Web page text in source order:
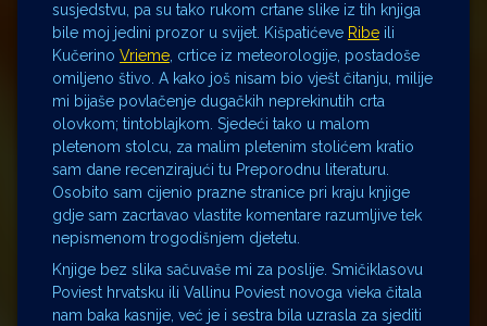
susjedstvu, pa su tako rukom crtane slike iz tih knjiga
bile moj jedini prozor u svijet. Kišpatićeve Ribe ili
Kučerino Vrieme , crtice iz meteorologije, postadoše
omiljeno štivo. A kako još nisam bio vješt čitanju, milije
mi bijaše povlačenje dugačkih neprekinutih crta
olovkom; tintoblajkom. Sjedeći tako u malom
pletenom stolcu, za malim pletenim stolićem kratio
sam dane recenzirajući tu Preporodnu literaturu.
Osobito sam cijenio prazne stranice pri kraju knjige
gdje sam zacrtavao vlastite komentare razumljive tek
nepismenom trogodišnjem djetetu.
Knjige bez slika sačuvaše mi za poslije. Smičiklasovu
Poviest hrvatsku ili Vallinu Poviest novoga vieka čitala
nam baka kasnije, već je i sestra bila uzrasla za sjediti